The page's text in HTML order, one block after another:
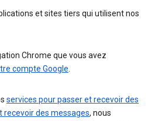
et sites tiers qui utilisent nos
Chrome que vous avez
compte Google.
services pour passer et recevoir des
recevoir des messages, nous